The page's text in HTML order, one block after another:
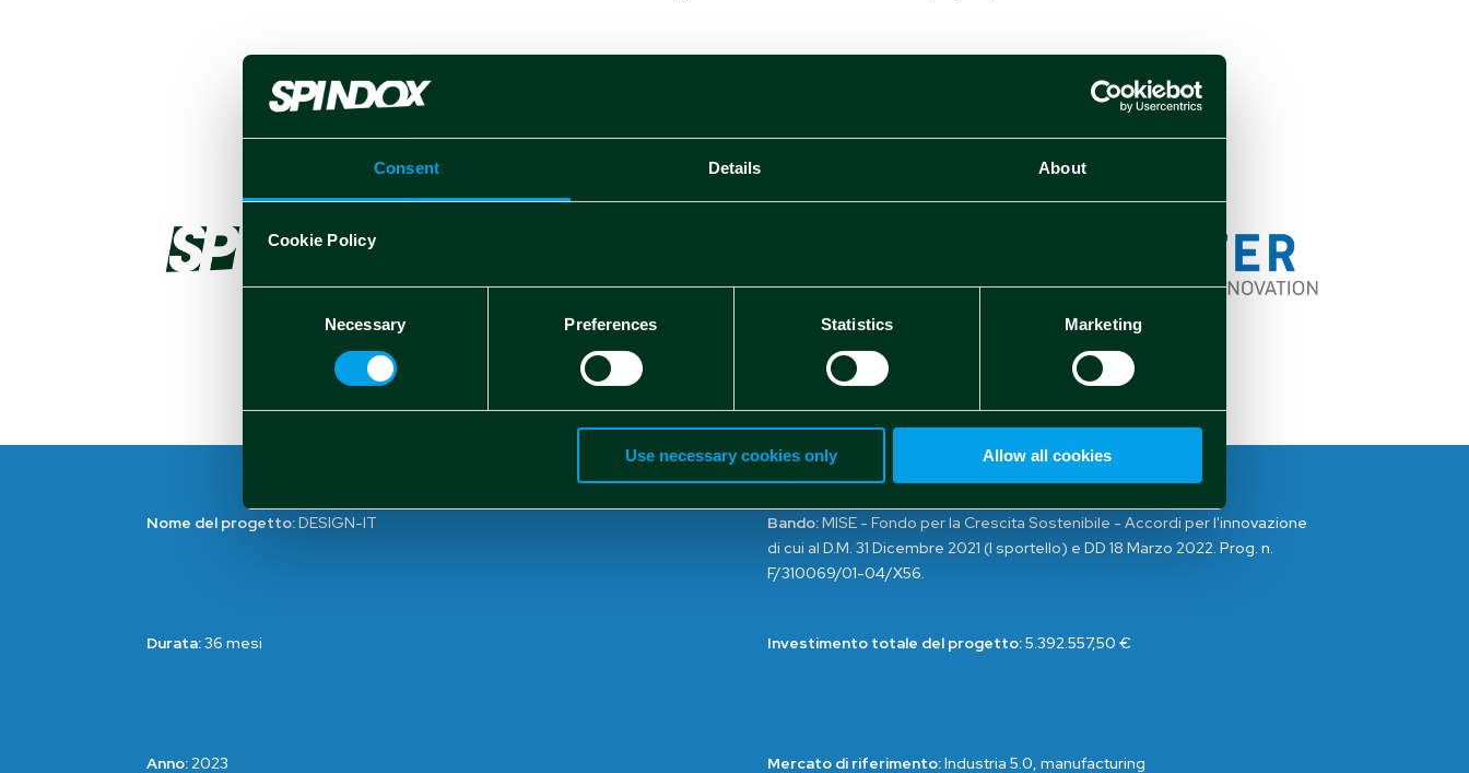
Consent Details About
Cookie Policy
Necessary Preferences Statistics Marketing
Use necessary cookies only Allow all cookies
Nome del progetto:DESIGN-IT Bando:MISE - Fondo per la Crescita Sostenibile - Accordi per l'innovazione
di cui al D.M. 31 Dicembre 2021 (I sportello) e DD 18 Marzo 2022. Prog. n.
F/310069/01-04/X56.
Durata:36 mesi Investimento totale del progetto:5.392.557,50 €
Anno:2023 Mercato di riferimento:Industria 5.0, manufacturing